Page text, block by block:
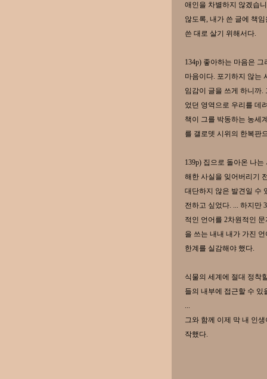
애인을 차별하지 않겠습
않도록, 내가 쓴 글에 책
쓴 대로 살기 위해서다.
134p) 좋아하는 마음은
마음이다. 포기하지 않는
임감이 글을 쓰게 하니까.
었던 영역으로 우리를 데
책이 그를 박동하는 농세
를 갤로뎃 시위의 한복판
139p) 집으로 돌아온 나
해한 사실을 잊어버리기
대단하지 않은 발견일 수
전하고 싶었다. ... 하지만
적인 언어를 2차원적인
을 쓰는 내내 내가 가진
한계를 실감해야 했다.
식물의 세계에 절대 정착
들의 내부에 접근할 수 있
...
그와 함께 이제 막 내 인
작했다.